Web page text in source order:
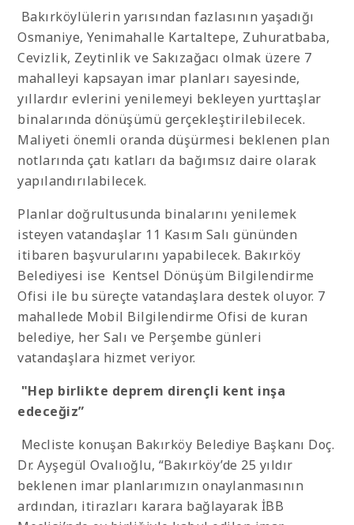
Bakırköylülerin yarısından fazlasının yaşadığı
Osmaniye, Yenimahalle Kartaltepe, Zuhuratbaba,
Cevizlik, Zeytinlik ve Sakızağacı olmak üzere 7
mahalleyi kapsayan imar planları sayesinde,
yıllardır evlerini yenilemeyi bekleyen yurttaşlar
binalarında dönüşümü gerçekleştirilebilecek.
Maliyeti önemli oranda düşürmesi beklenen plan
notlarında çatı katları da bağımsız daire olarak
yapılandırılabilecek.
Planlar doğrultusunda binalarını yenilemek
isteyen vatandaşlar 11 Kasım Salı gününden
itibaren başvurularını yapabilecek. Bakırköy
Belediyesi ise Kentsel Dönüşüm Bilgilendirme
Ofisi ile bu süreçte vatandaşlara destek oluyor. 7
mahallede Mobil Bilgilendirme Ofisi de kuran
belediye, her Salı ve Perşembe günleri
vatandaşlara hizmet veriyor.
"Hep birlikte deprem dirençli kent inşa
edeceğiz”
Mecliste konuşan Bakırköy Belediye Başkanı Doç.
Dr. Ayşegül Ovalıoğlu, “Bakırköy’de 25 yıldır
beklenen imar planlarımızın onaylanmasının
ardından, itirazları karara bağlayarak İBB